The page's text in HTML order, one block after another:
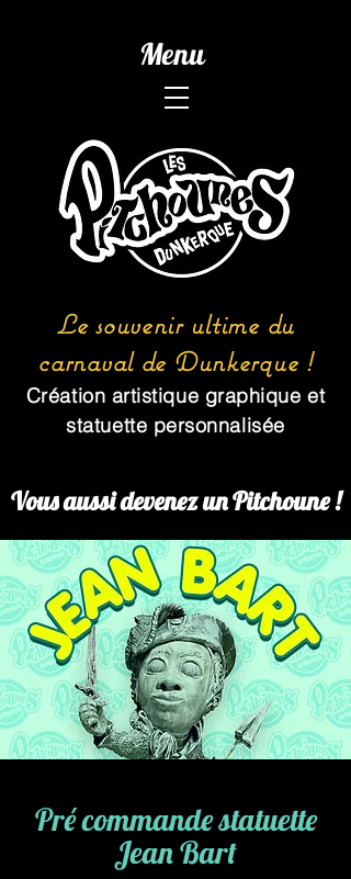
Le souvenir ultime du
carnaval de Dunkerque !
Création artistique graphique et
statuette personnalisée
Menu
Vous aussi devenez un Pitchoune !
Pré commande statuette
Jean Bart